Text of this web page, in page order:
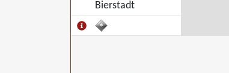
Bierstadt